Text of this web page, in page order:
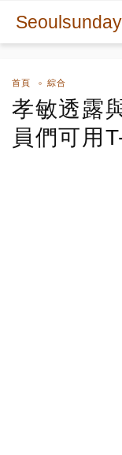
Seoulsunday
首頁 綜合
孝敏透露
員們可用